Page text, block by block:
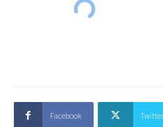
Facebook